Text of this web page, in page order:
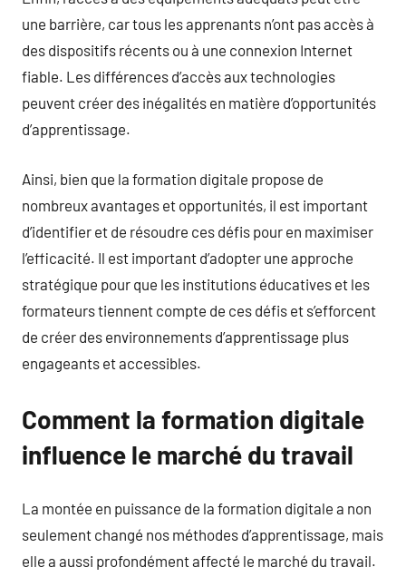
une barrière, car tous les apprenants n’ont pas accès à
des dispositifs récents ou à une connexion Internet
fiable. Les différences d’accès aux technologies
peuvent créer des inégalités en matière d’opportunités
d’apprentissage.
Ainsi, bien que la formation digitale propose de
nombreux avantages et opportunités, il est important
d’identifier et de résoudre ces défis pour en maximiser
l’efficacité. Il est important d’adopter une approche
stratégique pour que les institutions éducatives et les
formateurs tiennent compte de ces défis et s’efforcent
de créer des environnements d’apprentissage plus
engageants et accessibles.
Comment la formation digitale
influence le marché du travail
La montée en puissance de la formation digitale a non
seulement changé nos méthodes d’apprentissage, mais
elle a aussi profondément affecté le marché du travail.